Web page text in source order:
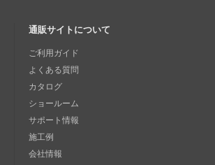
通販サイトについて
ご利用ガイド
よくある質問
カタログ
ショールーム
サポート情報
施工例
会社情報